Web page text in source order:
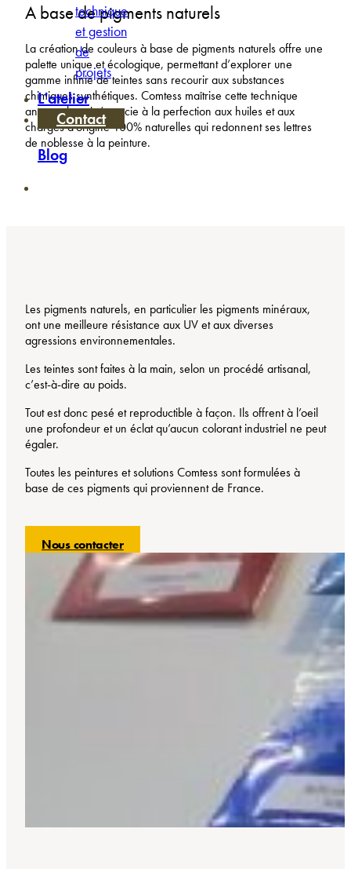
technique
et gestion
de
projets
L'atelier
Contact
Blog
A base de pigments naturels
La création de couleurs à base de pigments naturels offre une
palette unique et écologique, permettant d’explorer une
gamme infinie de teintes sans recourir aux substances
chimiques synthétiques. Comtess maîtrise cette technique
ancestrale qui s’associe à la perfection aux huiles et aux
charges d’origine 100% naturelles qui redonnent ses lettres
de noblesse à la peinture.
Les pigments naturels, en particulier les pigments minéraux,
ont une meilleure résistance aux UV et aux diverses
agressions environnementales.
Les teintes sont faites à la main, selon un procédé artisanal,
c’est-à-dire au poids.
Tout est donc pesé et reproductible à façon. Ils offrent à l’oeil
une profondeur et un éclat qu’aucun colorant industriel ne peut
égaler.
Toutes les peintures et solutions Comtess sont formulées à
base de ces pigments qui proviennent de France.
Nous contacter